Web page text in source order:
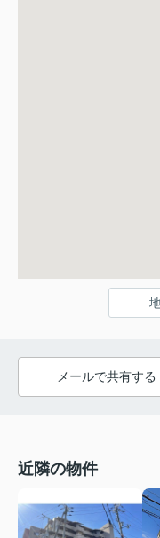
メールで共有する
近隣の物件